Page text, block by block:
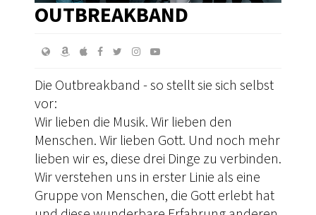
OUTBREAKBAND
Die Outbreakband - so stellt sie sich selbst
vor:
Wir lieben die Musik. Wir lieben den
Menschen. Wir lieben Gott. Und noch mehr
lieben wir es, diese drei Dinge zu verbinden.
Wir verstehen uns in erster Linie als eine
Gruppe von Menschen, die Gott erlebt hat